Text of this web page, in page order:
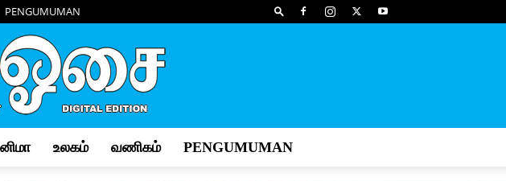
PENGUMUMAN
உலகம் வணிகம் PENGUMUMAN